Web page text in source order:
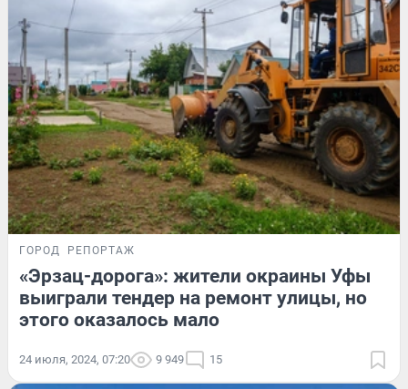
ГОРОД РЕПОРТАЖ
«Эрзац-дорога»: жители окраины Уфы
выиграли тендер на ремонт улицы, но
этого оказалось мало
24 июля, 2024, 07:20 9 949 15